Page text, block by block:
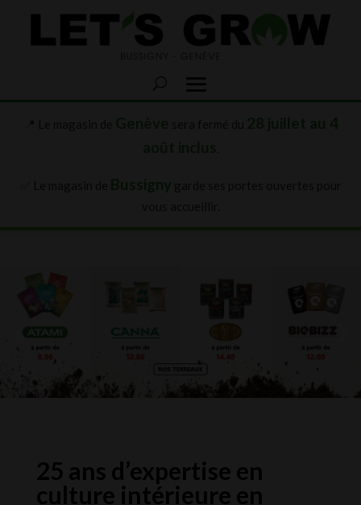
25 ans d’expertise en
culture intérieure en